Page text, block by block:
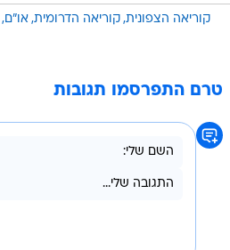
קוריאה הצפונית קוריאה הדרומית או"ם
טרם התפרסמו תגובות